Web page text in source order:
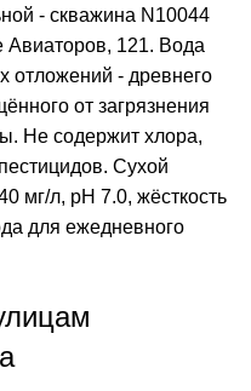
- скважина N10044
Авиаторов, 121. Вода
отложений - древнего
от загрязнения
Не содержит хлора,
Сухой
мг/л, pH 7.0, жёсткость
для ежедневного